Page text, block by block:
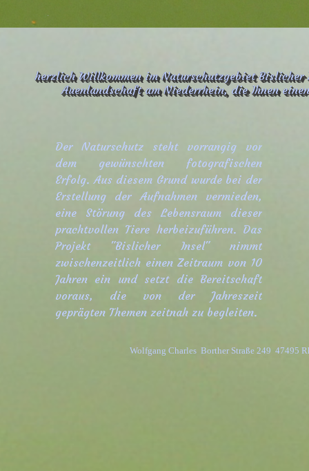
.
Der Naturschutz steht vorrangig vor
dem gewünschten fotografischen
Erfolg. Aus diesem Grund wurde bei der
Erstellung der Aufnahmen vermieden,
eine Störung des Lebensraum dieser
prachtvollen Tiere herbeizuführen. Das
Projekt "Bislicher Insel" nimmt
zwischenzeitlich einen Zeitraum von 10
Jahren ein und setzt die Bereitschaft
voraus, die von der Jahreszeit
geprägten Themen zeitnah zu begleiten.
herzlich Willkommen im Naturschutzgebiet Bislicher
Auenlandschaft am Niederrhein, die Ihnen
Wolfgang Charles  Borther Straße 249  47495